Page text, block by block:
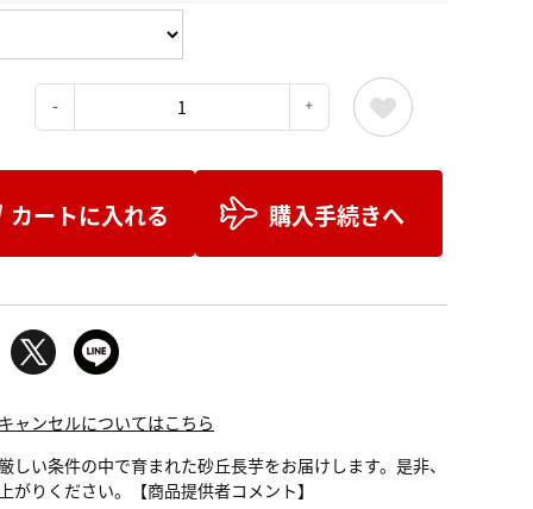
カートに入れる 購入手続きへ
ャンセルについてはこちら
しい条件の中で育まれた砂丘長芋をお届けします。是非、
がりください。【商品提供者コメント】